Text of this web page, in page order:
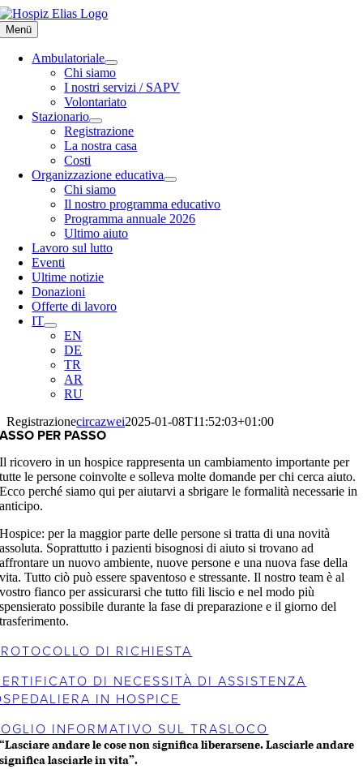
Skip
to
content
Menü
Ambulatoriale
Chi siamo
I nostri servizi / SAPV
Volontariato
Stazionario
Registrazione
La nostra casa
Costi
Organizzazione educativa
Chi siamo
Il nostro programma educativo
Programma annuale 2026
Ultimo aiuto
Lavoro sul lutto
Eventi
Ultime notizie
Donazioni
Offerte di lavoro
IT
EN
DE
TR
AR
RU
Registrazionecircazwei2025-01-08T11:52:03+01:00
PER PASSO
Il ricovero in un hospice rappresenta un cambiamento importante per
tutte le persone coinvolte e solleva molte domande per chi cerca aiuto.
Ecco perché siamo qui per aiutarvi a sbrigare le formalità necessarie in
anticipo.
Hospice: per la maggior parte delle persone si tratta di una novità
assoluta. Soprattutto i pazienti bisognosi di aiuto si trovano ad
affrontare un nuovo ambiente, nuove persone e una nuova fase della
vita. Tutto ciò può essere spaventoso e stressante. Il nostro team è al
vostro fianco per assicurarsi che tutto fili liscio e nel modo più
spensierato possibile durante la fase di preparazione e il giorno del
trasferimento.
DI RICHIESTA
DI NECESSITÀ DI ASSISTENZA
IN HOSPICE
INFORMATIVO SUL TRASLOCO
“Lasciare andare le cose non significa liberarsene. Lasciarle andare
significa lasciarle in vita”.